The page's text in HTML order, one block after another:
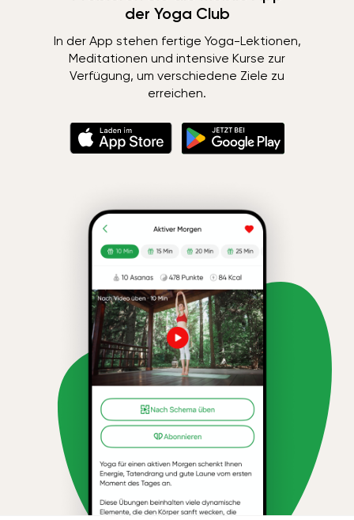
der Yoga Club
In der App stehen fertige Yoga-Lektionen,
Meditationen und intensive Kurse zur
Verfügung, um verschiedene Ziele zu
erreichen.